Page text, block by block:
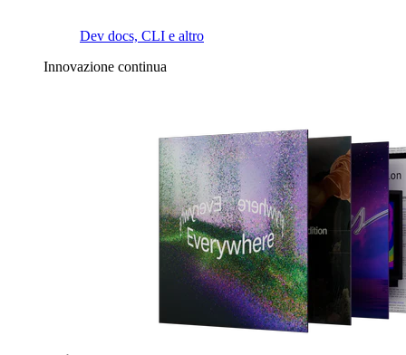
Dev docs, CLI e altro
Innovazione continua